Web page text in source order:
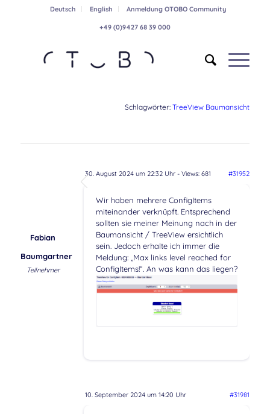
Deutsch English Anmeldung OTOBO Community
+49 (0)9427 68 39 000
Schlagwörter:TreeView Baumansicht
30. August 2024 um 22:32 Uhr- Views: 681 #31952
Fabian
Baumgartner
Teilnehmer
Wir haben mehrere ConfigItems
miteinander verknüpft. Entsprechend
sollten sie meiner Meinung nach in der
Baumansicht / TreeView ersichtlich
sein. Jedoch erhalte ich immer die
Meldung: „Max links level reached for
ConfigItems!“. An was kann das liegen?
10. September 2024 um 14:20 Uhr #31981